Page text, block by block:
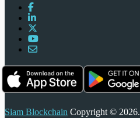
Siam Blockchain Copyright © 2026.